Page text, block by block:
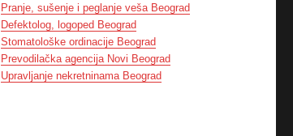
Pranje, sušenje i peglanje veša Beograd
Defektolog, logoped Beograd
Stomatološke ordinacije Beograd
Prevodilačka agencija Novi Beograd
Upravljanje nekretninama Beograd